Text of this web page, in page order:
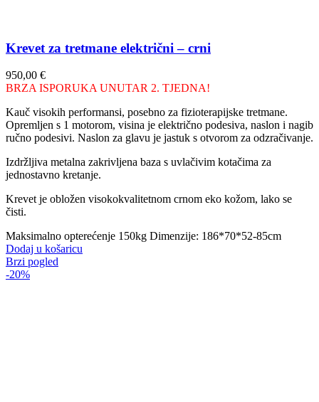
Krevet za tretmane električni – crni
950,00 €
BRZA ISPORUKA UNUTAR 2. TJEDNA!
Kauč visokih performansi, posebno za fizioterapijske tretmane.
Opremljen s 1 motorom, visina je električno podesiva, naslon i nagib
ručno podesivi. Naslon za glavu je jastuk s otvorom za odzračivanje.
Izdržljiva metalna zakrivljena baza s uvlačivim kotačima za
jednostavno kretanje.
Krevet je obložen visokokvalitetnom crnom eko kožom, lako se
čisti.
Maksimalno opterećenje 150kg Dimenzije: 186*70*52-85cm
Dodaj u košaricu
Brzi pogled
-20%